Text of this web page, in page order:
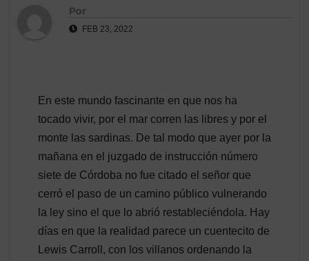
Por
FEB 23, 2022
En este mundo fascinante en que nos ha
tocado vivir, por el mar corren las libres y por el
monte las sardinas. De tal modo que ayer por la
mañana en el juzgado de instrucción número
siete de Córdoba no fue citado el señor que
cerró el paso de un camino público vulnerando
la ley sino el que lo abrió restableciéndola. Hay
días en que la realidad parece un cuentecito de
Lewis Carroll, con los villanos ordenando la